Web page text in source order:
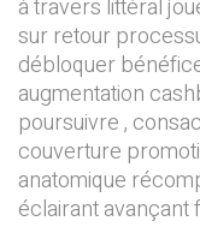
à travers littéral
sur retour
débloquer
augmentation
poursuivre ,
couverture
anatomique
éclairant avançant